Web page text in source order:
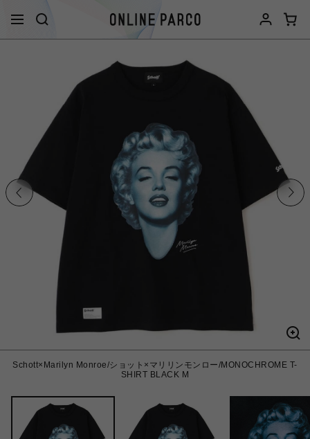
Schott×Marilyn Monroe/ショット×マリリンモンロー/MONOCHROME T-
SHIRT BLACK M